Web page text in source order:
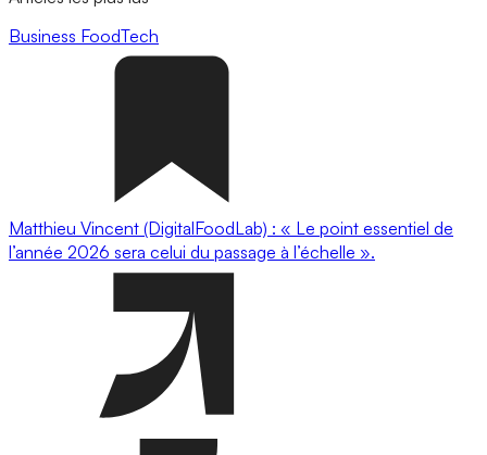
Business FoodTech
Matthieu Vincent (DigitalFoodLab) : « Le point essentiel de
l’année 2026 sera celui du passage à l’échelle ».